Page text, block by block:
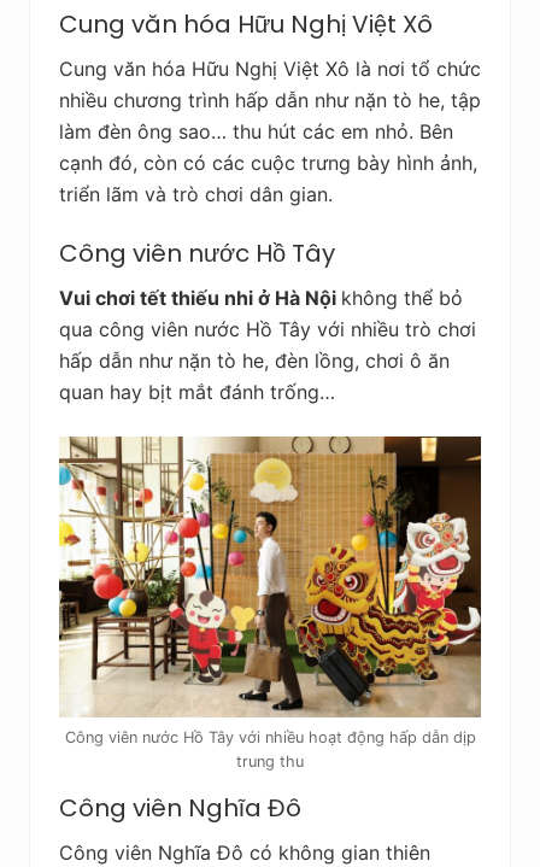
Cung văn hóa Hữu Nghị Việt Xô
Cung văn hóa Hữu Nghị Việt Xô là nơi tổ chức
nhiều chương trình hấp dẫn như nặn tò he, tập
làm đèn ông sao… thu hút các em nhỏ. Bên
cạnh đó, còn có các cuộc trưng bày hình ảnh,
triển lãm và trò chơi dân gian.
Công viên nước Hồ Tây
Vui chơi tết thiếu nhi ở Hà Nội không thể bỏ
qua công viên nước Hồ Tây với nhiều trò chơi
hấp dẫn như nặn tò he, đèn lồng, chơi ô ăn
quan hay bịt mắt đánh trống…
Công viên nước Hồ Tây với nhiều hoạt động hấp dẫn dịp
trung thu
Công viên Nghĩa Đô
Công viên Nghĩa Đô có không gian thiên